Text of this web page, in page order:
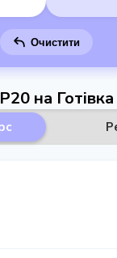
Очистити
на